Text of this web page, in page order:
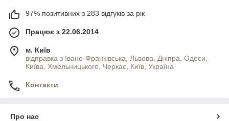
97% позитивних з 283 відгуків за рік
Працює з 22.06.2014
м. Київ
відправка з Івано-Франківська, Львова, Дніпра, Одеси,
Київа, Хмельницького, Черкас, Київ, Україна
Контакти
Про нас